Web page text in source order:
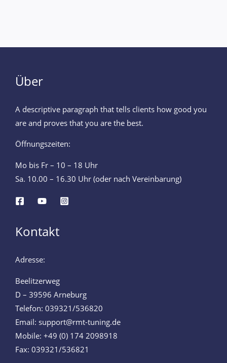
Über
A descriptive paragraph that tells clients how good you
are and proves that you are the best.
Öffnungszeiten:
Mo bis Fr – 10 – 18 Uhr
Sa. 10.00 – 16.30 Uhr (oder nach Vereinbarung)
Kontakt
Adresse:
Beelitzerweg
D – 39596 Arneburg
Telefon: 039321/536820
Email: support@rmt-tuning.de
Mobile: +49 (0) 174 2098918
Fax: 039321/536821